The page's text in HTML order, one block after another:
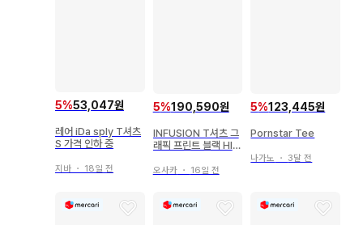
5%53,047원
레어 iDa sply T셔츠
S 가격 인하 중
지바 ・ 18일 전
5%190,590원
INFUSION T셔츠 그
래픽 프린트 블랙 HIP
오사카・ 16일 전
5%123,445원
Pornstar Tee
나가노 ・ 3달 전